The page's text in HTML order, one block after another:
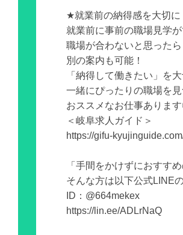
★就業前の納得感を大切に
就業前に事前の職場見学が
職場が合わないと思ったら
別の案内も可能！
「納得して働きたい」を大
一緒にぴったりの職場を見
おススメなお仕事ありま
＜岐阜求人ガイド＞
https://gifu-
「手間をかけずにおすす
そんな方は以下公式LINE
ID：@664mekex
https://lin.ee/ADLrNaQ